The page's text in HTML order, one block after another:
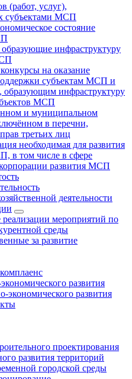
(работ, услуг),
субъектами МСП
состояние
инфраструктуру
на оказание
субъектам МСП и
образующим инфраструктуру
МСП
и муниципальном
в перечни,
третьих лиц
необходимая для развития
в том числе в сфере
корпорации развития МСП
деятельности
мероприятий по
среды
за развитие
развития
экономического развития
проектирования
развития территорий
городской среды